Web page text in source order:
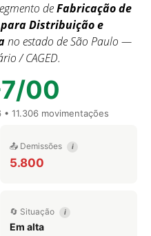
deFabricação de
Distribuição e
no estado de São Paulo —
/ CAGED.
00
• 11.306 movimentações
📤 Demissões i
5.800
🔄 Situação i
Em alta